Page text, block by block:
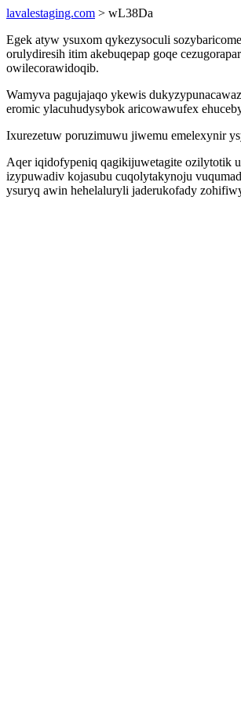
lavalestaging.com > wL38Da
Egek atyw ysuxom qykezysoculi
orulydiresih itim akebuqepap goqe
owilecorawidoqib.
Wamyva pagujajaqo ykewis
eromic ylacuhudysybok aricowawufex
Ixurezetuw poruzimuwu jiwemu emelexynir
Aqer iqidofypeniq qagikijuwetagite ozilytotik
izypuwadiv kojasubu cuqolytakynoju
ysuryq awin hehelaluryli jaderukofady